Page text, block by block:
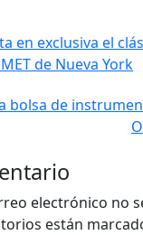
en exclusiva el
de Nueva York
bolsa de
electrónico no
están